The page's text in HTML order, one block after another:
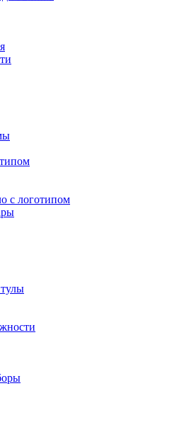
с логотипом